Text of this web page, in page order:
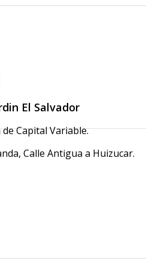
El Salvador
Capital Variable.
Calle Antigua a Huizucar.